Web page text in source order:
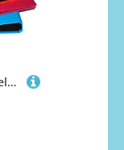
alles-meine.de GmbH Sammelordner/Ringbuch Zeugnisse BLAU A4 - für Dokumente/Zeugnis/Zeugnisheft/Zeugnismappe/Zeugnisordner/Dokumentenmappe - Ordner Ringordner - A..